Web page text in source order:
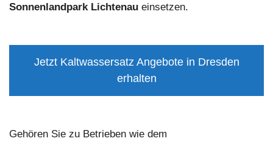
Sonnenlandpark Lichtenau einsetzen.
Jetzt Kaltwassersatz Angebote in Dresden
erhalten
Gehören Sie zu Betrieben wie dem